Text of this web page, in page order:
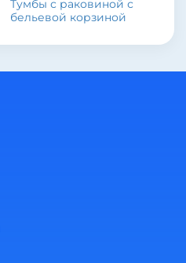
Тумбы с раковиной с
бельевой корзиной